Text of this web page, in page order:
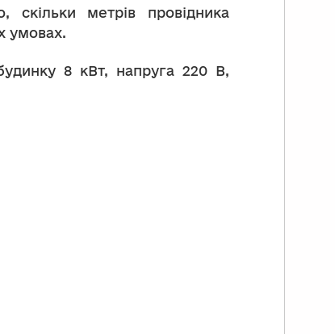
метрів провідника
умовах.
8 кВт, напруга 220 В,